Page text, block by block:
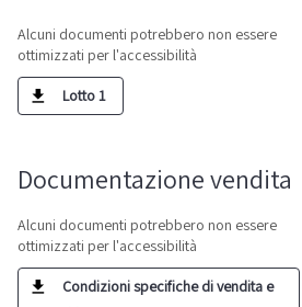
Alcuni documenti potrebbero non essere
ottimizzati per l'accessibilità
Lotto 1
Documentazione vendita
Alcuni documenti potrebbero non essere
ottimizzati per l'accessibilità
Condizioni specifiche di vendita e